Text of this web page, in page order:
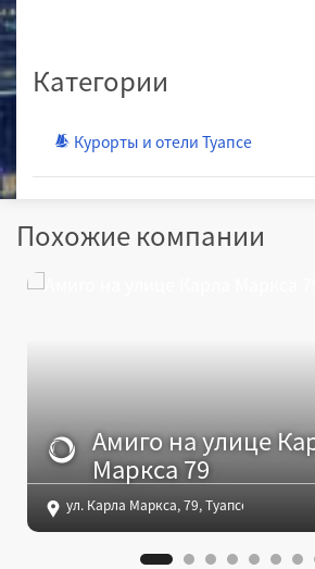
Категории
Курорты и отели Туапсе
Похожие компании
Амиго на улице
Маркса 79
ул. Карла Маркса, 79, Туапсе